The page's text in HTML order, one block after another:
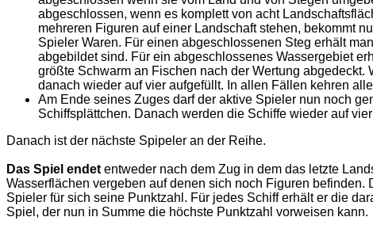
abgeschlossen, wenn es komplett von acht
mehreren Figuren auf einer Landschaft stehen, bekommt
Spieler Waren. Für einen abgeschlossenen Steg erhält
abgebildet sind. Für ein abgeschlossenes Wassergebiet
größte Schwarm an Fischen nach der Wertung
danach wieder auf vier aufgefüllt. In allen Fällen kehren
Am Ende seines Zuges darf der aktive Spieler nun noch
Schiffsplättchen. Danach werden die Schiffe wieder auf
Danach ist der nächste Spipeler an der Reihe.
Das Spiel endet entweder nach dem Zug in dem das letzte
Wasserflächen vergeben auf denen sich noch Figuren
Spieler für sich seine Punktzahl. Für jedes Schiff erhält er die
Spiel, der nun in Summe die höchste Punktzahl vorweisen kann.